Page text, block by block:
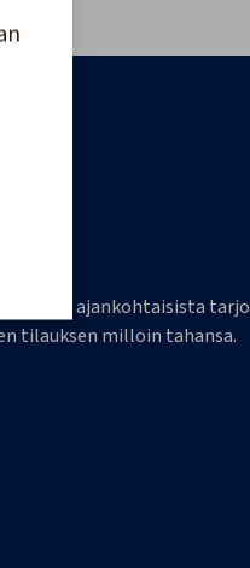
ja ajankohtaisista
tilauksen milloin tahansa.